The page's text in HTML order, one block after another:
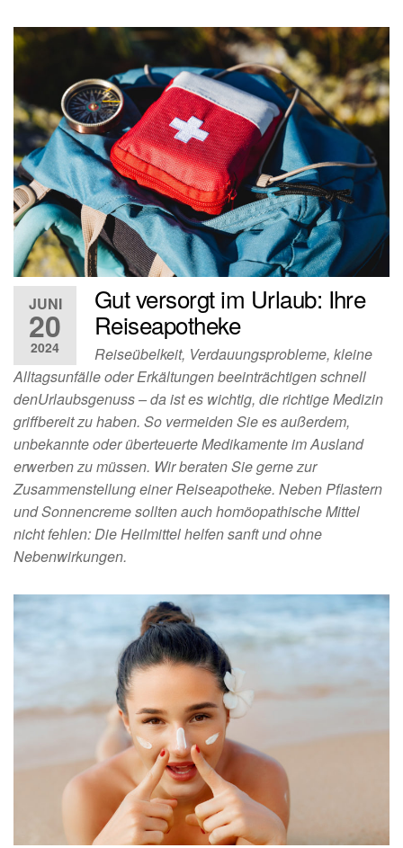
JUNI
20
2024
Gut versorgt im Urlaub: Ihre
Reiseapotheke
Reiseübelkeit, Verdauungsprobleme, kleine
Alltagsunfälle oder Erkältungen beeinträchtigen schnell
denUrlaubsgenuss – da ist es wichtig, die richtige Medizin
griffbereit zu haben. So vermeiden Sie es außerdem,
unbekannte oder überteuerte Medikamente im Ausland
erwerben zu müssen. Wir beraten Sie gerne zur
Zusammenstellung einer Reiseapotheke. Neben Pflastern
und Sonnencreme sollten auch homöopathische Mittel
nicht fehlen: Die Heilmittel helfen sanft und ohne
Nebenwirkungen.